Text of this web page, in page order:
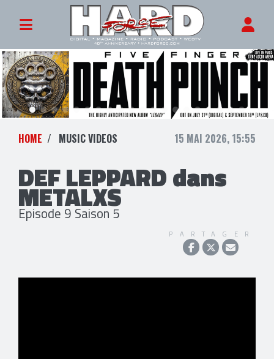
HOME MUSIC VIDEOS 15 MAI 2026, 15:55
DEF LEPPARD dans
METALXS
Episode 9 Saison 5
PARTAGER